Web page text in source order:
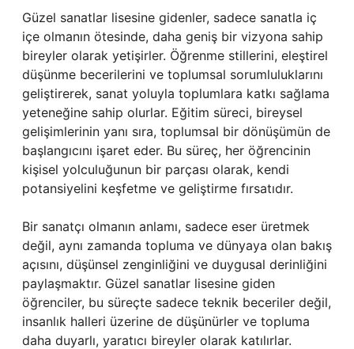
Güzel sanatlar lisesine gidenler, sadece sanatla iç
içe olmanın ötesinde, daha geniş bir vizyona sahip
bireyler olarak yetişirler. Öğrenme stillerini, eleştirel
düşünme becerilerini ve toplumsal sorumluluklarını
geliştirerek, sanat yoluyla toplumlara katkı sağlama
yeteneğine sahip olurlar. Eğitim süreci, bireysel
gelişimlerinin yanı sıra, toplumsal bir dönüşümün de
başlangıcını işaret eder. Bu süreç, her öğrencinin
kişisel yolculuğunun bir parçası olarak, kendi
potansiyelini keşfetme ve geliştirme fırsatıdır.
Bir sanatçı olmanın anlamı, sadece eser üretmek
değil, aynı zamanda topluma ve dünyaya olan bakış
açısını, düşünsel zenginliğini ve duygusal derinliğini
paylaşmaktır. Güzel sanatlar lisesine giden
öğrenciler, bu süreçte sadece teknik beceriler değil,
insanlık halleri üzerine de düşünürler ve topluma
daha duyarlı, yaratıcı bireyler olarak katılırlar.